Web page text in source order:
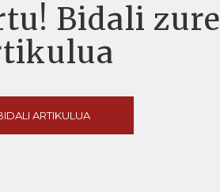
Bidali zure
ARTIKULUA